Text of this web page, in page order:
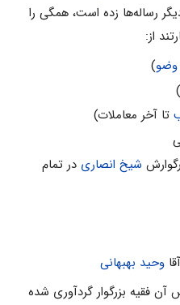
رساله‌ها زده است، همگی را
از:
وضو)
تا آخر معاملات)
شیخ انصاری در تمام
وحید بهبهانی
آن فقیه بزرگوار گردآوری شده